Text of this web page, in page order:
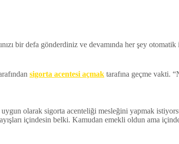
bir defa gönderdiniz ve devamında her şey
sigorta acentesi açmak tarafına geçme vakti.
olarak sigorta acenteliği mesleğini yapmak
içindesin belki. Kamudan emekli oldun ama